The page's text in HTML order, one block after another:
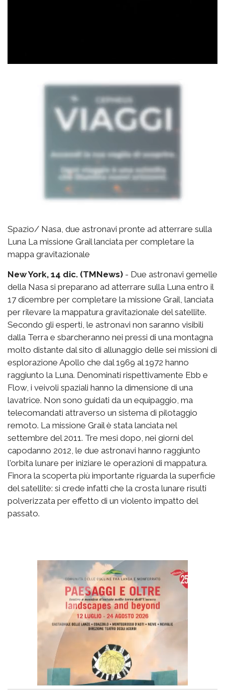
Spazio/ Nasa, due astronavi pronte ad atterrare sulla
Luna La missione Grail lanciata per completare la
mappa gravitazionale
New York, 14 dic. (TMNews) - Due astronavi gemelle
della Nasa si preparano ad atterrare sulla Luna entro il
17 dicembre per completare la missione Grail, lanciata
per rilevare la mappatura gravitazionale del satellite.
Secondo gli esperti, le astronavi non saranno visibili
dalla Terra e sbarcheranno nei pressi di una montagna
molto distante dal sito di allunaggio delle sei missioni di
esplorazione Apollo che dal 1969 al 1972 hanno
raggiunto la Luna. Denominati rispettivamente Ebb e
Flow, i veivoli spaziali hanno la dimensione di una
lavatrice. Non sono guidati da un equipaggio, ma
telecomandati attraverso un sistema di pilotaggio
remoto. La missione Grail è stata lanciata nel
settembre del 2011. Tre mesi dopo, nei giorni del
capodanno 2012, le due astronavi hanno raggiunto
l'orbita lunare per iniziare le operazioni di mappatura.
Finora la scoperta più importante riguarda la superficie
del satellite: si crede infatti che la crosta lunare risulti
polverizzata per effetto di un violento impatto del
passato.